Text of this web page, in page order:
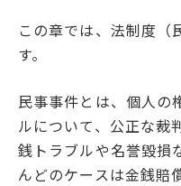
この章では、法制度（
す。
民事事件とは、個人の
ルについて、公正な裁
銭トラブルや名誉毀損
んどのケースは金銭賠